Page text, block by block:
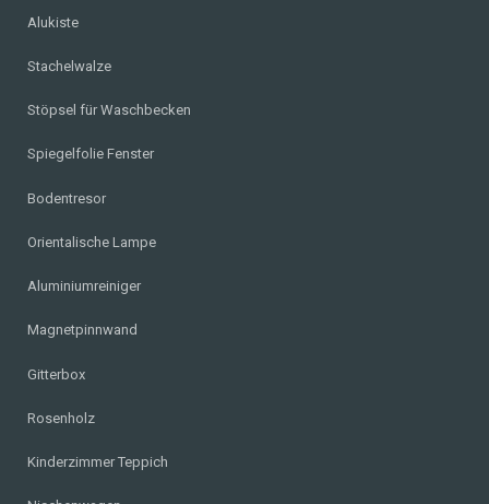
Alukiste
Stachelwalze
Stöpsel für Waschbecken
Spiegelfolie Fenster
Bodentresor
Orientalische Lampe
Aluminiumreiniger
Magnetpinnwand
Gitterbox
Rosenholz
Kinderzimmer Teppich